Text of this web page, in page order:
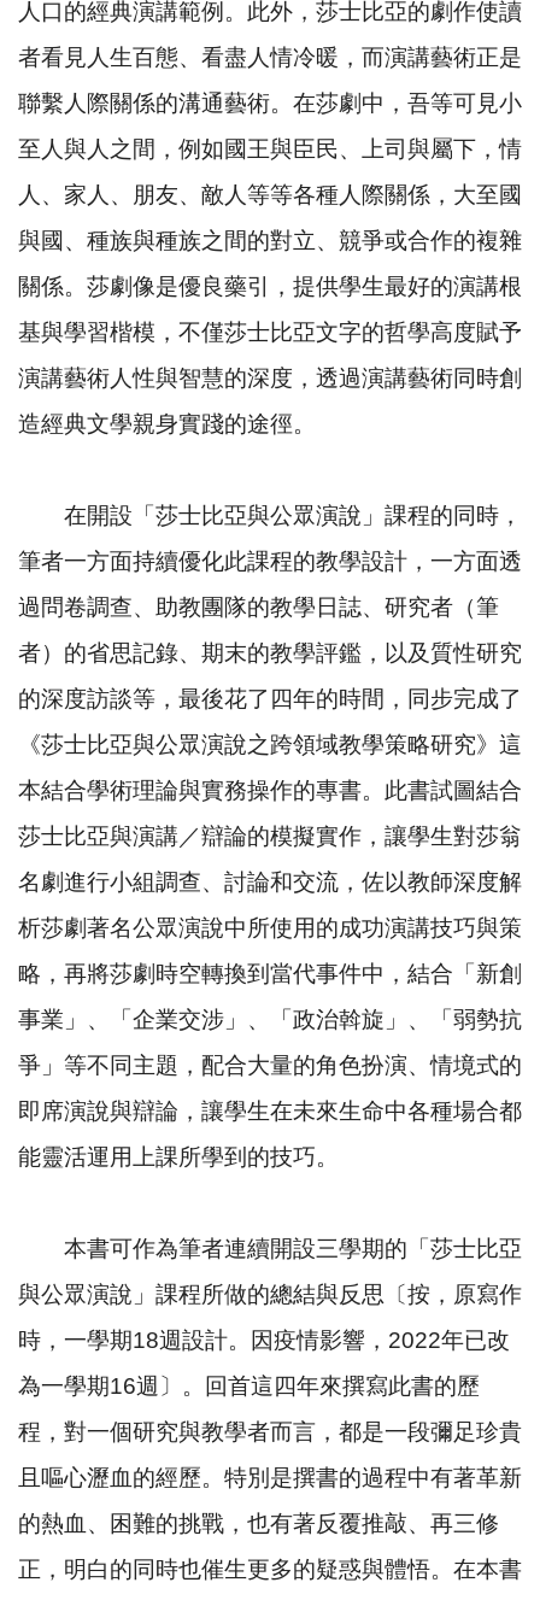
人口的經典演講範例。此外，莎士比亞的劇作使讀
者看見人生百態、看盡人情冷暖，而演講藝術正是
聯繫人際關係的溝通藝術。在莎劇中，吾等可見小
至人與人之間，例如國王與臣民、上司與屬下，情
人、家人、朋友、敵人等等各種人際關係，大至國
與國、種族與種族之間的對立、競爭或合作的複雜
關係。莎劇像是優良藥引，提供學生最好的演講根
基與學習楷模，不僅莎士比亞文字的哲學高度賦予
演講藝術人性與智慧的深度，透過演講藝術同時創
造經典文學親身實踐的途徑。
在開設「莎士比亞與公眾演說」課程的同時，
筆者一方面持續優化此課程的教學設計，一方面透
過問卷調查、助教團隊的教學日誌、研究者（筆
者）的省思記錄、期末的教學評鑑，以及質性研究
的深度訪談等，最後花了四年的時間，同步完成了
《莎士比亞與公眾演說之跨領域教學策略研究》這
本結合學術理論與實務操作的專書。此書試圖結合
莎士比亞與演講／辯論的模擬實作，讓學生對莎翁
名劇進行小組調查、討論和交流，佐以教師深度解
析莎劇著名公眾演說中所使用的成功演講技巧與策
略，再將莎劇時空轉換到當代事件中，結合「新創
事業」、「企業交涉」、「政治斡旋」、「弱勢抗
爭」等不同主題，配合大量的角色扮演、情境式的
即席演說與辯論，讓學生在未來生命中各種場合都
能靈活運用上課所學到的技巧。
本書可作為筆者連續開設三學期的「莎士比亞
與公眾演說」課程所做的總結與反思〔按，原寫作
時，一學期18週設計。因疫情影響， 2022年已改
為一學期16週〕。回首這四年來撰寫此書的歷
程，對一個研究與教學者而言，都是一段彌足珍貴
且嘔心瀝血的經歷。特別是撰書的過程中有著革新
的熱血、困難的挑戰，也有著反覆推敲、再三修
正，明白的同時也催生更多的疑惑與體悟。在本書